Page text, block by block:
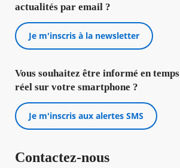
actualités par email ?
Je m'inscris à la newsletter
Vous souhaitez être informé en temps
réel sur votre smartphone ?
Je m'inscris aux alertes SMS
Contactez-nous